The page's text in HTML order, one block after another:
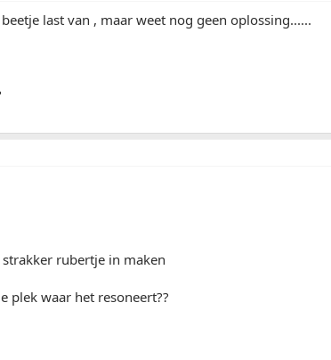
last van , maar weet nog geen oplossing......
rubertje in maken
plek waar het resoneert??